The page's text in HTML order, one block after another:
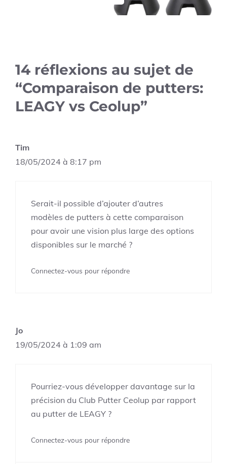
14 réflexions au sujet de
“Comparaison de putters:
LEAGY vs Ceolup”
Tim
18/05/2024 à 8:17 pm
Serait-il possible d’ajouter d’autres
modèles de putters à cette comparaison
pour avoir une vision plus large des options
disponibles sur le marché ?
Connectez-vous pour répondre
Jo
19/05/2024 à 1:09 am
Pourriez-vous développer davantage sur la
précision du Club Putter Ceolup par rapport
au putter de LEAGY ?
Connectez-vous pour répondre